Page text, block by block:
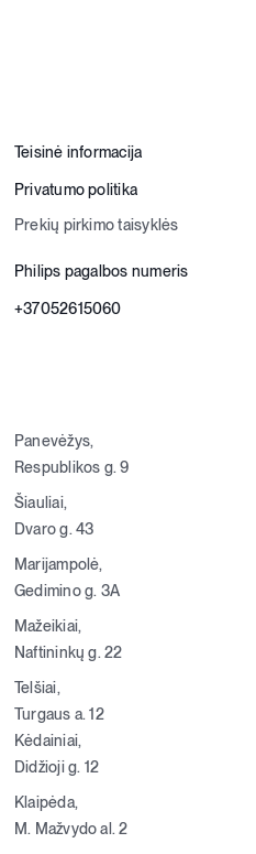
Teisinė informacija
Privatumo politika
Prekių pirkimo taisyklės
Philips pagalbos numeris
+37052615060
Panevėžys,
Respublikos g. 9
Šiauliai,
Dvaro g. 43
Marijampolė,
Gedimino g. 3A
Mažeikiai,
Naftininkų g. 22
Telšiai,
Turgaus a. 12
Kėdainiai,
Didžioji g. 12
Klaipėda,
M. Mažvydo al. 2